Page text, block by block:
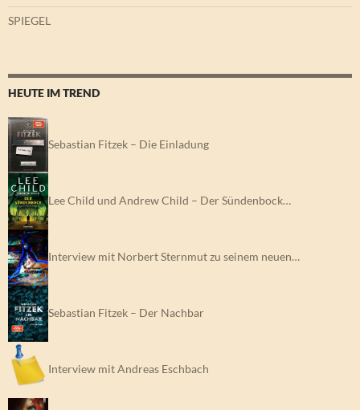
SPIEGEL
HEUTE IM TREND
Sebastian Fitzek – Die Einladung
Lee Child und Andrew Child – Der Sündenbock…
Interview mit Norbert Sternmut zu seinem neuen…
Sebastian Fitzek – Der Nachbar
Interview mit Andreas Eschbach